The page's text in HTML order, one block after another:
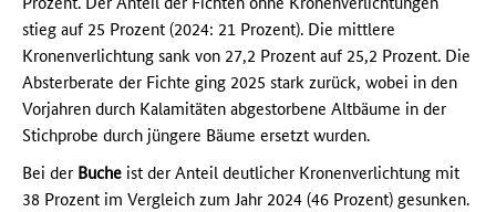
stieg auf 25 Prozent (2024: 21 Prozent). Die mittlere
Kronenverlichtung sank von 27,2 Prozent auf 25,2 Prozent. Die
Absterberate der Fichte ging 2025 stark zurück, wobei in den
Vorjahren durch Kalamitäten abgestorbene Altbäume in der
Stichprobe durch jüngere Bäume ersetzt wurden.
Bei der Buche ist der Anteil deutlicher Kronenverlichtung mit
38 Prozent im Vergleich zum Jahr 2024 (46 Prozent) gesunken.